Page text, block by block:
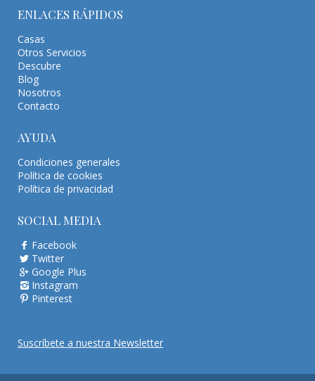
ENLACES RÁPIDOS
Casas
Otros Servicios
Descubre
Blog
Nosotros
Contacto
AYUDA
Condiciones generales
Política de cookies
Política de privacidad
SOCIAL MEDIA
Facebook
Twitter
Google Plus
Instagram
Pinterest
Suscríbete a nuestra Newsletter